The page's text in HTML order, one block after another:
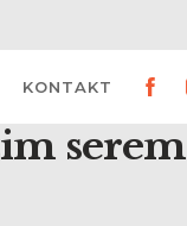
KONTAKT
serem